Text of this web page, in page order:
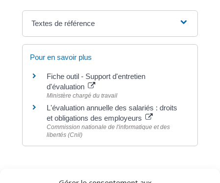
Textes de référence
Pour en savoir plus
Fiche outil - Support d'entretien
d'évaluation
Ministère chargé du travail
L'évaluation annuelle des salariés : droits
et obligations des employeurs
Commission nationale de l'informatique et des
libertés (Cnil)